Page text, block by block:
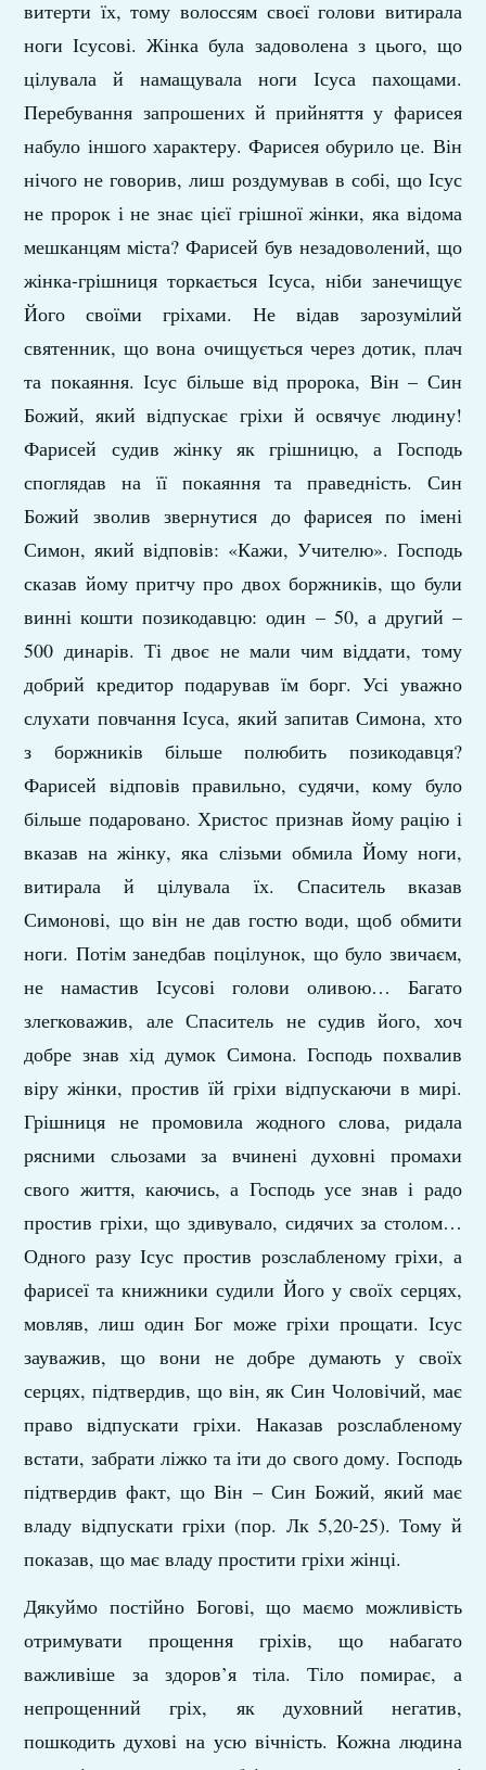
витерти їх, тому волоссям своєї голови витирала
ноги Ісусові. Жінка була задоволена з цього, що
цілувала й намащувала ноги Ісуса пахощами.
Перебування запрошених й прийняття у фарисея
набуло іншого характеру. Фарисея обурило це. Він
нічого не говорив, лиш роздумував в собі, що Ісус
не пророк і не знає цієї грішної жінки, яка відома
мешканцям міста? Фарисей був незадоволений, що
жінка-грішниця торкається Ісуса, ніби занечищує
Його своїми гріхами. Не відав зарозумілий
святенник, що вона очищується через дотик, плач
та покаяння. Ісус більше від пророка, Він – Син
Божий, який відпускає гріхи й освячує людину!
Фарисей судив жінку як грішницю, а Господь
споглядав на її покаяння та праведність. Син
Божий зволив звернутися до фарисея по імені
Симон, який відповів: «Кажи, Учителю». Господь
сказав йому притчу про двох боржників, що були
винні кошти позикодавцю: один – 50, а другий –
500 динарів. Ті двоє не мали чим віддати, тому
добрий кредитор подарував їм борг. Усі уважно
слухати повчання Ісуса, який запитав Симона, хто
з боржників більше полюбить позикодавця?
Фарисей відповів правильно, судячи, кому було
більше подаровано. Христос признав йому рацію і
вказав на жінку, яка слізьми обмила Йому ноги,
витирала й цілувала їх. Спаситель вказав
Симонові, що він не дав гостю води, щоб обмити
ноги. Потім занедбав поцілунок, що було звичаєм,
не намастив Ісусові голови оливою… Багато
злегковажив, але Спаситель не судив його, хоч
добре знав хід думок Симона. Господь похвалив
віру жінки, простив їй гріхи відпускаючи в мирі.
Грішниця не промовила жодного слова, ридала
рясними сльозами за вчинені духовні промахи
свого життя, каючись, а Господь усе знав і радо
простив гріхи, що здивувало, сидячих за столом…
Одного разу Ісус простив розслабленому гріхи, а
фарисеї та книжники судили Його у своїх серцях,
мовляв, лиш один Бог може гріхи прощати. Ісус
зауважив, що вони не добре думають у своїх
серцях, підтвердив, що він, як Син Чоловічий, має
право відпускати гріхи. Наказав розслабленому
встати, забрати ліжко та іти до свого дому. Господь
підтвердив факт, що Він – Син Божий, який має
владу відпускати гріхи (пор. Лк 5,20-25). Тому й
показав, що має владу простити гріхи жінці.
Дякуймо постійно Богові, що маємо можливість
отримувати прощення гріхів, що набагато
важливіше за здоров’я тіла. Тіло помирає, а
непрощенний гріх, як духовний негатив,
пошкодить духові на усю вічність. Кожна людина